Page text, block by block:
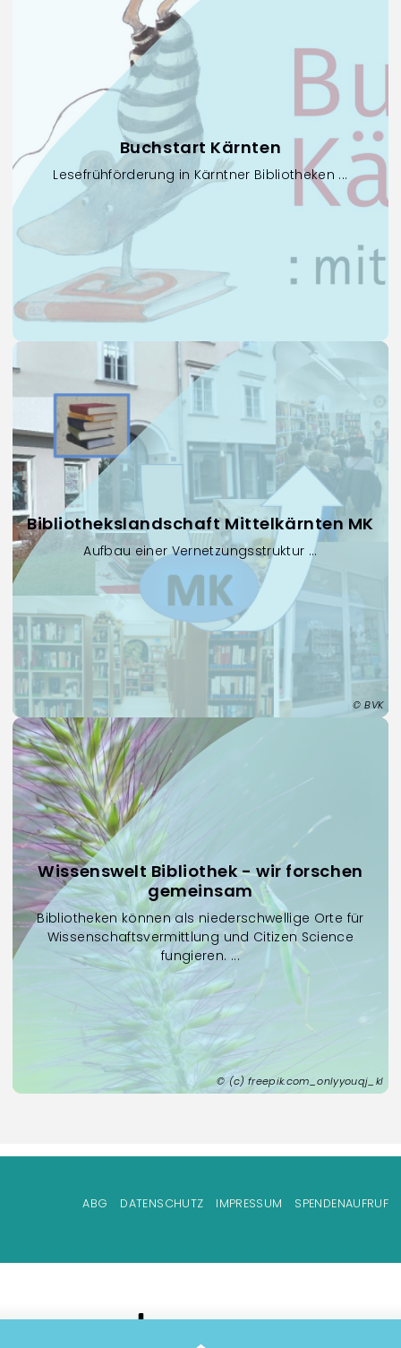
Buchstart Kärnten
Lesefrühförderung in Kärntner Bibliotheken ...
BVK
Bibliothekslandschaft Mittelkärnten MK
Aufbau einer Vernetzungsstruktur ...
(c) freepik.com_onlyyouqj_kl
Wissenswelt Bibliothek - wir forschen
gemeinsam
Bibliotheken können als niederschwellige Orte für
Wissenschaftsvermittlung und Citizen Science
fungieren. ...
Fußzeilenmenü
ABG DATENSCHUTZ IMPRESSUM SPENDENAUFRUF